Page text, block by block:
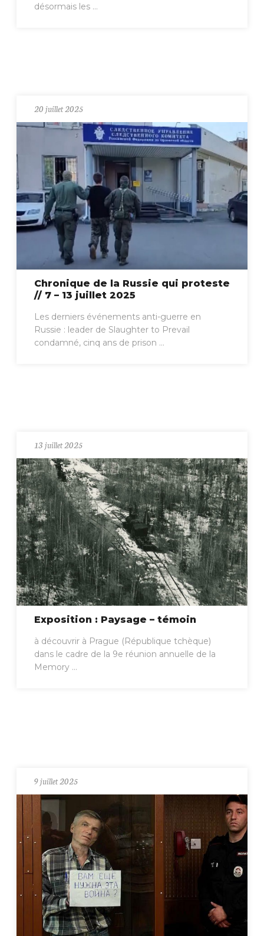
désormais les ...
20 juillet 2025
Chronique de la Russie qui proteste
// 7 – 13 juillet 2025
Les derniers événements anti-guerre en
Russie : leader de Slaughter to Prevail
condamné, cinq ans de prison ...
13 juillet 2025
Exposition : Paysage – témoin
à découvrir à Prague (République tchèque)
dans le cadre de la 9e réunion annuelle de la
Memory ...
9 juillet 2025